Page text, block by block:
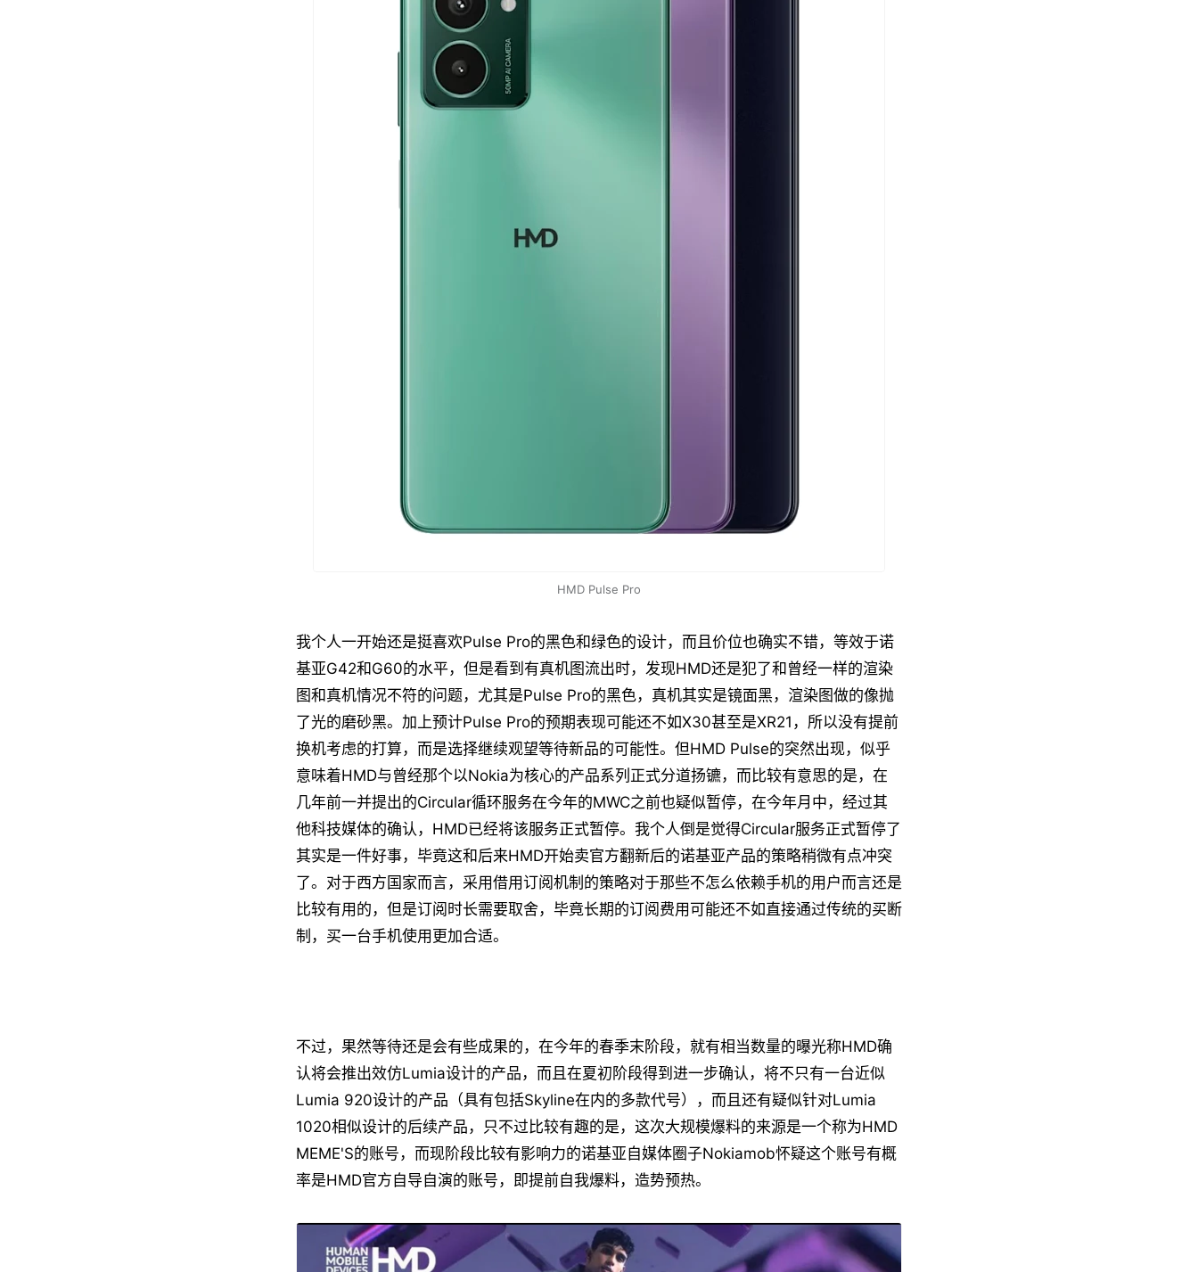
HMD Pulse Pro
我个人一开始还是挺喜欢Pulse Pro的黑色和绿色的设计，而且价位也确实不错，等效于诺
基亚G42和G60的水平，但是看到有真机图流出时，发现HMD还是犯了和曾经一样的渲染
图和真机情况不符的问题，尤其是Pulse Pro的黑色，真机其实是镜面黑，渲染图做的像抛
了光的磨砂黑。加上预计Pulse Pro的预期表现可能还不如X30甚至是XR21，所以没有提前
换机考虑的打算，而是选择继续观望等待新品的可能性。但HMD Pulse的突然出现，似乎
意味着HMD与曾经那个以Nokia为核心的产品系列正式分道扬镳，而比较有意思的是，在
几年前一并提出的Circular循环服务在今年的MWC之前也疑似暂停，在今年月中，经过其
他科技媒体的确认，HMD已经将该服务正式暂停。我个人倒是觉得Circular服务正式暂停了
其实是一件好事，毕竟这和后来HMD开始卖官方翻新后的诺基亚产品的策略稍微有点冲突
了。对于西方国家而言，采用借用订阅机制的策略对于那些不怎么依赖手机的用户而言还是
比较有用的，但是订阅时长需要取舍，毕竟长期的订阅费用可能还不如直接通过传统的买断
制，买一台手机使用更加合适。
不过，果然等待还是会有些成果的，在今年的春季末阶段，就有相当数量的曝光称HMD确
认将会推出效仿Lumia设计的产品，而且在夏初阶段得到进一步确认，将不只有一台近似
Lumia 920设计的产品（具有包括Skyline在内的多款代号），而且还有疑似针对Lumia
1020相似设计的后续产品，只不过比较有趣的是，这次大规模爆料的来源是一个称为HMD
MEME'S的账号，而现阶段比较有影响力的诺基亚自媒体圈子Nokiamob怀疑这个账号有概
率是HMD官方自导自演的账号，即提前自我爆料，造势预热。